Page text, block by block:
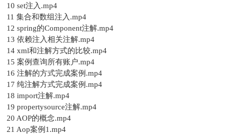
10 set注入.mp4
11 集合和数组注入.mp4
12 spring的Component注解.mp4
13 依赖注入相关注解.mp4
14 xml和注解方式的比较.mp4
15 案例查询所有账户.mp4
16 注解的方式完成案例.mp4
17 纯注解方式完成案例.mp4
18 import注解.mp4
19 propertysource注解.mp4
20 AOP的概念.mp4
21 Aop案例1.mp4